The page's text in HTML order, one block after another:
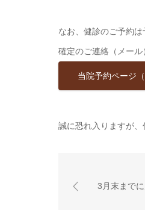
なお、健診のご予約は
確定のご連絡（メール
当院予約ページ
誠に恐れ入りますが、
3月末まで